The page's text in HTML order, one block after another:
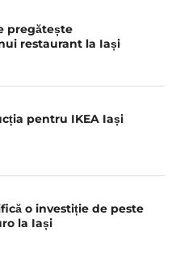
pregătește
restaurant la Iași
pentru IKEA Iași
o investiție de peste
la Iași